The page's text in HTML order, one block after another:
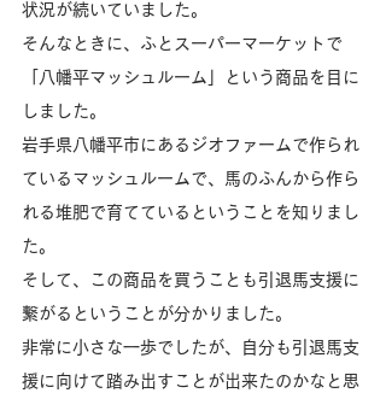
状況が続いていました。
そんなときに、ふとスーパーマーケットで
「八幡平マッシュルーム」という商品を目に
しました。
岩手県八幡平市にあるジオファームで作られ
ているマッシュルームで、馬のふんから作ら
れる堆肥で育てているということを知りまし
た。
そして、この商品を買うことも引退馬支援に
繋がるということが分かりました。
非常に小さな一歩でしたが、自分も引退馬支
援に向けて踏み出すことが出来たのかなと思